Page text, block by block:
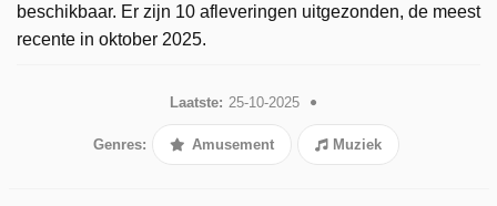
beschikbaar. Er zijn 10 afleveringen uitgezonden, de meest
recente in oktober 2025.
Laatste: 25-10-2025
Genres: Amusement Muziek